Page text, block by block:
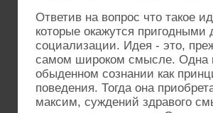
Ответив на вопрос что такое
которые окажутся
социализации. Идея - это,
самом широком смысле. Одна
обыденном сознании как
поведения. Тогда она
максим, суждений здравого